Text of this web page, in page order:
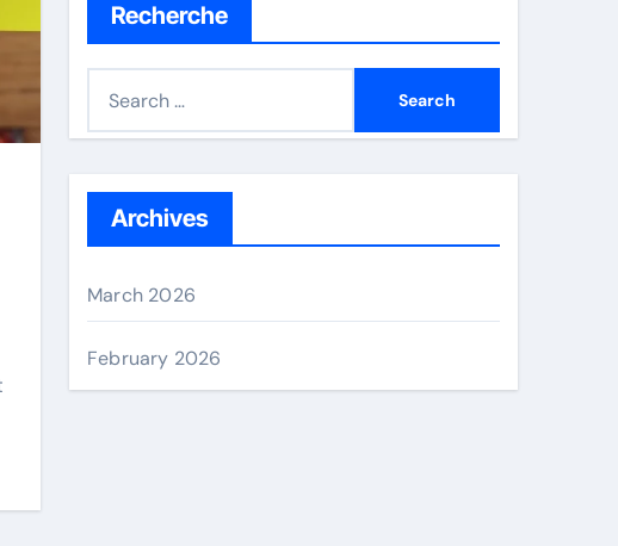
Recherche
h
f
o
r
Archives
March 2026
February 2026